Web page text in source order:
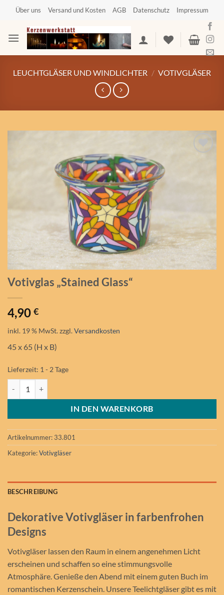
springen
Über uns Versand und Kosten AGB Datenschutz Impressum
LEUCHTGLÄSER UND WINDLICHTER / VOTIVGLÄSER
Votivglas „Stained Glass“
4,90 €
inkl. 19 % MwSt.zzgl.Versandkosten
45 x 65 (H x B)
Lieferzeit: 1 - 2 Tage
IN DEN WARENKORB
Artikelnummer: 33.801
Kategorie:Votivgläser
BESCHREIBUNG
Dekorative Votivgläser in farbenfrohen
Designs
Votivgläser lassen den Raum in einem angenehmen Licht
erscheinen und schaffen so eine stimmungsvolle
Atmosphäre. Genieße den Abend mit einem guten Buch im
romantischen Kerzenschein. Unsere Teelichtgläser gibt es mit